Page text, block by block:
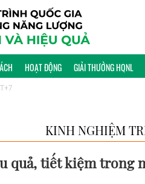
HOẠT ĐỘNG GIẢI THƯỞNG HQNL
KINH NGHIỆM
quả, tiết kiệm trong